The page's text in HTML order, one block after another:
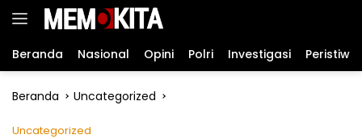
Langsung
Beranda Nasional Opini Polri Investigasi Peristiwa
Beranda Uncategorized
Uncategorized